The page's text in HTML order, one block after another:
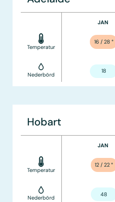
Temperatur
Nederbörd
JAN
16 / 28 °
18
Hobart
Temperatur
Nederbörd
JAN
12 / 22 °
48